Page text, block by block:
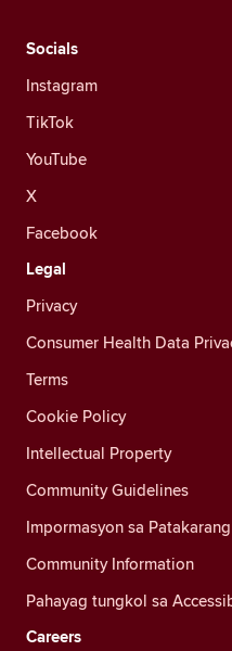
Socials
Instagram
TikTok
YouTube
X
Facebook
Legal
Privacy
Consumer Health Data
Terms
Cookie Policy
Intellectual Property
Community Guidelines
Impormasyon sa
Community Information
Pahayag tungkol sa
Careers